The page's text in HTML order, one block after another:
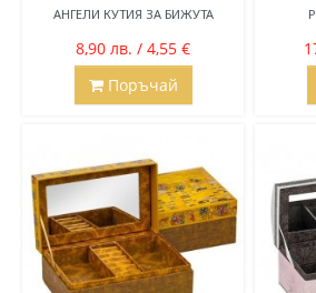
АНГЕЛИ КУТИЯ ЗА БИЖУТА
8,90 лв. / 4,55 €
Поръчай